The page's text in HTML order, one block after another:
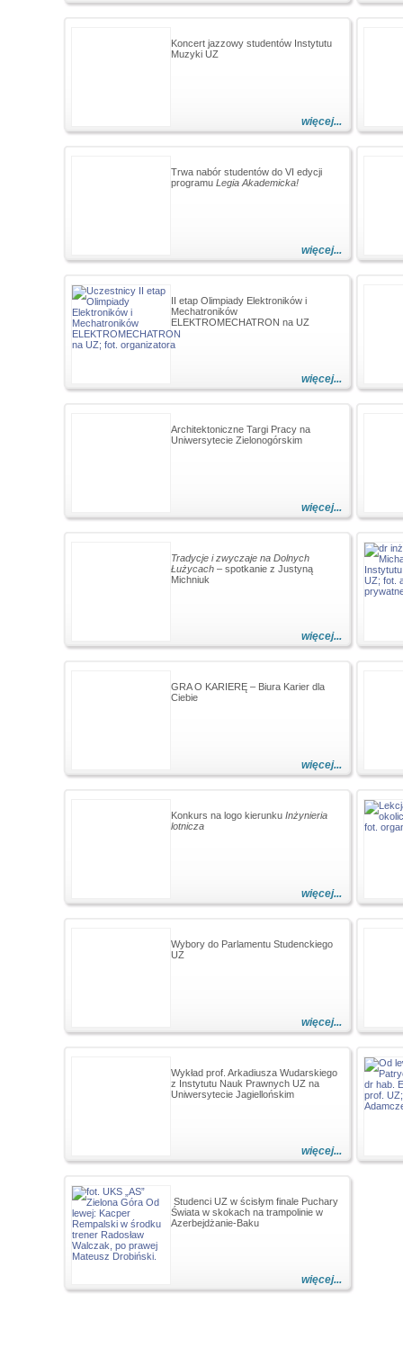
więcej...
Koncert jazzowy studentów Instytutu
Muzyki UZ
więcej...
Trwa nabór studentów do VI edycji
programu Legia Akademicka!
więcej...
II etap Olimpiady Elektroników i
Mechatroników
ELEKTROMECHATRON na UZ
więcej...
Architektoniczne Targi Pracy na
Uniwersytecie Zielonogórskim
więcej...
Tradycje i zwyczaje na Dolnych
Łużycach – spotkanie z Justyną
Michniuk
więcej...
GRA O KARIERĘ – Biura Karier dla
Ciebie
więcej...
Konkurs na logo kierunku Inżynieria
lotnicza
więcej...
Wybory do Parlamentu Studenckiego
UZ
więcej...
Wykład prof. Arkadiusza Wudarskiego
z Instytutu Nauk Prawnych UZ na
Uniwersytecie Jagiellońskim
więcej...
Studenci UZ w ścisłym finale Puchary
Świata w skokach na trampolinie w
Azerbejdżanie-Baku